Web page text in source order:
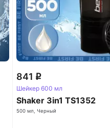
841 q
Шейкер 600 мл
Shaker 3in1 TS1352
500 мл, Черный